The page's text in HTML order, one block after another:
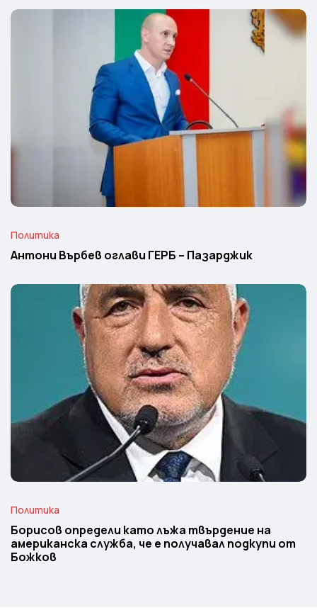
Политика
Антони Върбев оглави ГЕРБ – Пазарджик
Политика
Борисов определи като лъжа твърдение на
американска служба, че е получавал подкупи от
Божков